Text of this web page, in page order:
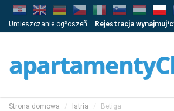
Umieszczanie og³oszeñ Rejestracja
Strona domowa Istria Betiga